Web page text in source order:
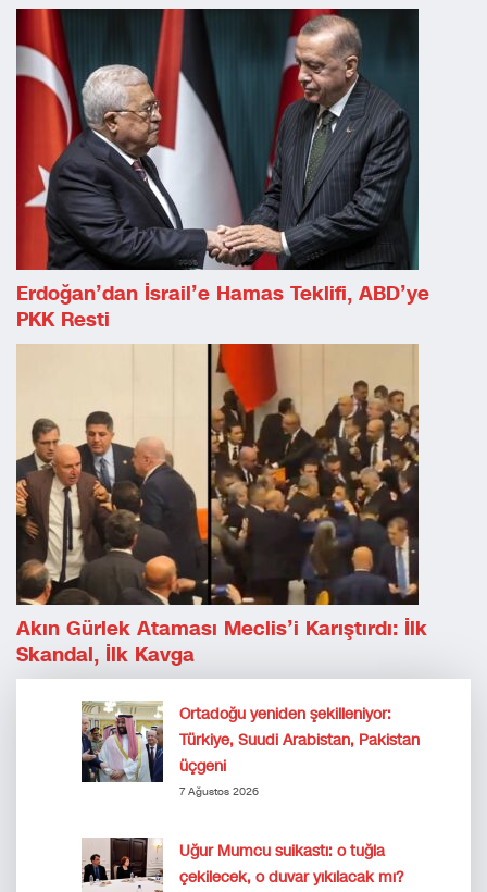
Erdoğan’dan İsrail’e Hamas Teklifi, ABD’ye
PKK Resti
Akın Gürlek Ataması Meclis’i Karıştırdı: İlk
Skandal, İlk Kavga
Ortadoğu yeniden şekilleniyor:
Türkiye, Suudi Arabistan, Pakistan
üçgeni
7 Ağustos 2026
Uğur Mumcu suikastı: o tuğla
çekilecek, o duvar yıkılacak mı?